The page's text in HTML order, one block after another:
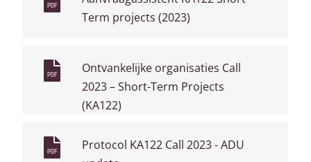
PDF
Term projects (2023)
PDF
Ontvankelijke organisaties Call
2023 – Short-Term Projects
(KA122)
PDF
Protocol KA122 Call 2023 - ADU